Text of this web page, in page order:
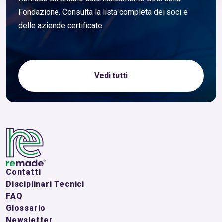
Fondazione. Consulta la lista completa dei soci e
delle aziende certificate.
Vedi tutti
Contatti
Disciplinari Tecnici
FAQ
Glossario
Newsletter